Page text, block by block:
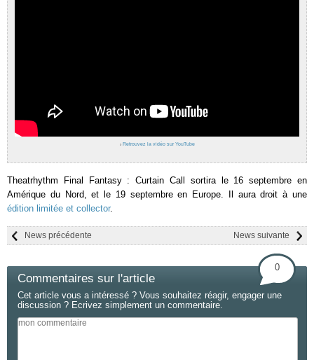
› Retrouvez la vidéo sur YouTube
Theatrhythm Final Fantasy : Curtain Call sortira le 16 septembre en
Amérique du Nord, et le 19 septembre en Europe. Il aura droit à une
édition limitée et collector.
News suivante
News précédente
Commentaires sur l'article
0
Cet article vous a intéressé ? Vous souhaitez réagir, engager une
discussion ? Ecrivez simplement un commentaire.